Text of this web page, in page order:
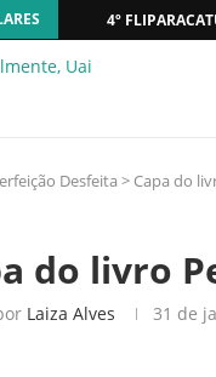
4º
Desfeita > Capa do
do livro
Laiza Alves 31 de